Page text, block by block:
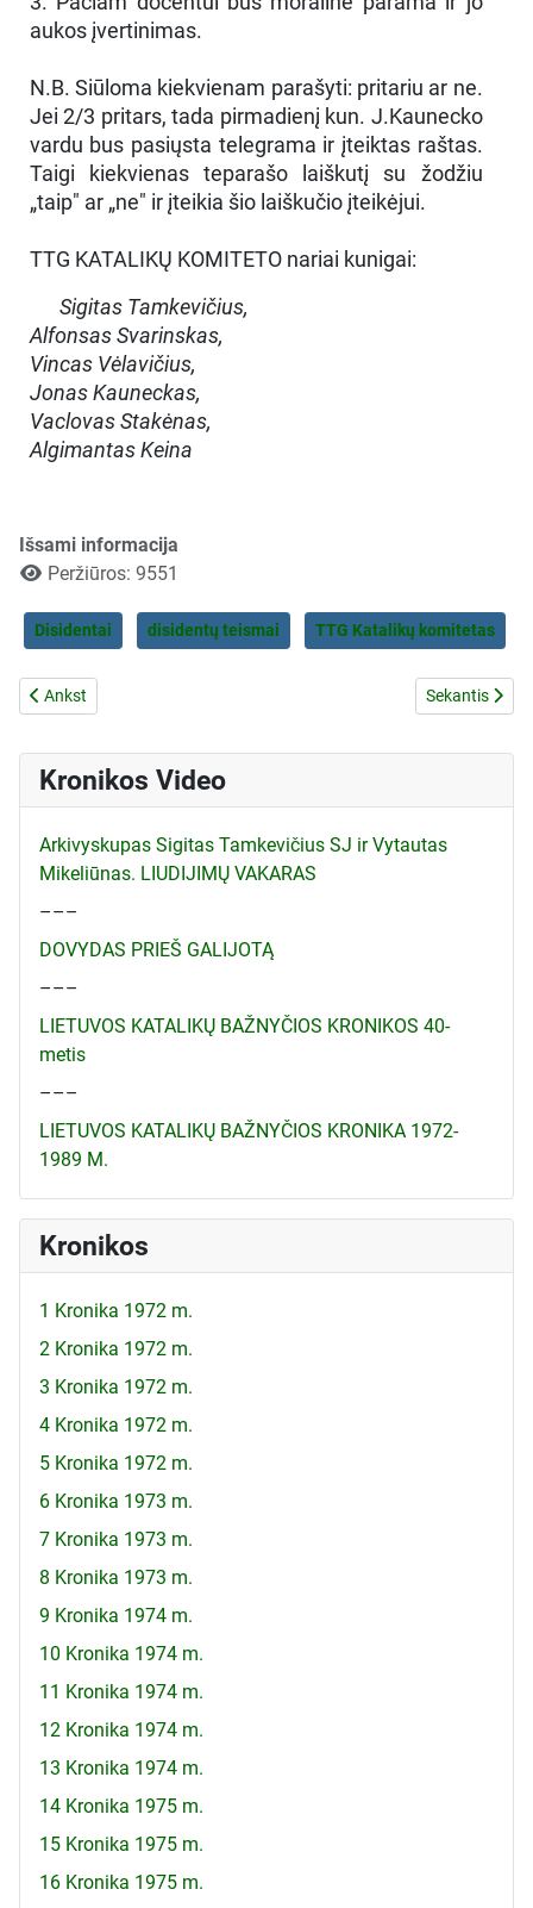
aukos įvertinimas.
N.B. Siūloma kiekvienam parašyti: pritariu ar ne.
Jei 2/3 pritars, tada pirmadienį kun. J.Kaunecko
vardu bus pasiųsta telegrama ir įteiktas raštas.
Taigi kiekvienas teparašo laiškutį su žodžiu
„taip" ar „ne" ir įteikia šio laiškučio įteikėjui.
TTG KATALIKŲ KOMITETO nariai kunigai:
Sigitas Tamkevičius,
Alfonsas Svarinskas,
Vincas Vėlavičius,
Jonas Kauneckas,
Vaclovas Stakėnas,
Algimantas Keina
Išsami informacija
Peržiūros: 9551
Disidentai disidentų teismai TTG Katalikų komitetas
Ankstesnis straipsnis: Dėl tarybinės teisės normų pažeidimo
Ankst Kitas
Sekantis
Kronikos Video
Arkivyskupas Sigitas Tamkevičius SJ ir Vytautas
Mikeliūnas. LIUDIJIMŲ VAKARAS
–––
DOVYDAS PRIEŠ GALIJOTĄ
–––
LIETUVOS KATALIKŲ BAŽNYČIOS KRONIKOS 40-
metis
–––
LIETUVOS KATALIKŲ BAŽNYČIOS KRONIKA 1972-
1989 M.
Kronikos
1 Kronika 1972 m.
2 Kronika 1972 m.
3 Kronika 1972 m.
4 Kronika 1972 m.
5 Kronika 1972 m.
6 Kronika 1973 m.
7 Kronika 1973 m.
8 Kronika 1973 m.
9 Kronika 1974 m.
10 Kronika 1974 m.
11 Kronika 1974 m.
12 Kronika 1974 m.
13 Kronika 1974 m.
14 Kronika 1975 m.
15 Kronika 1975 m.
16 Kronika 1975 m.